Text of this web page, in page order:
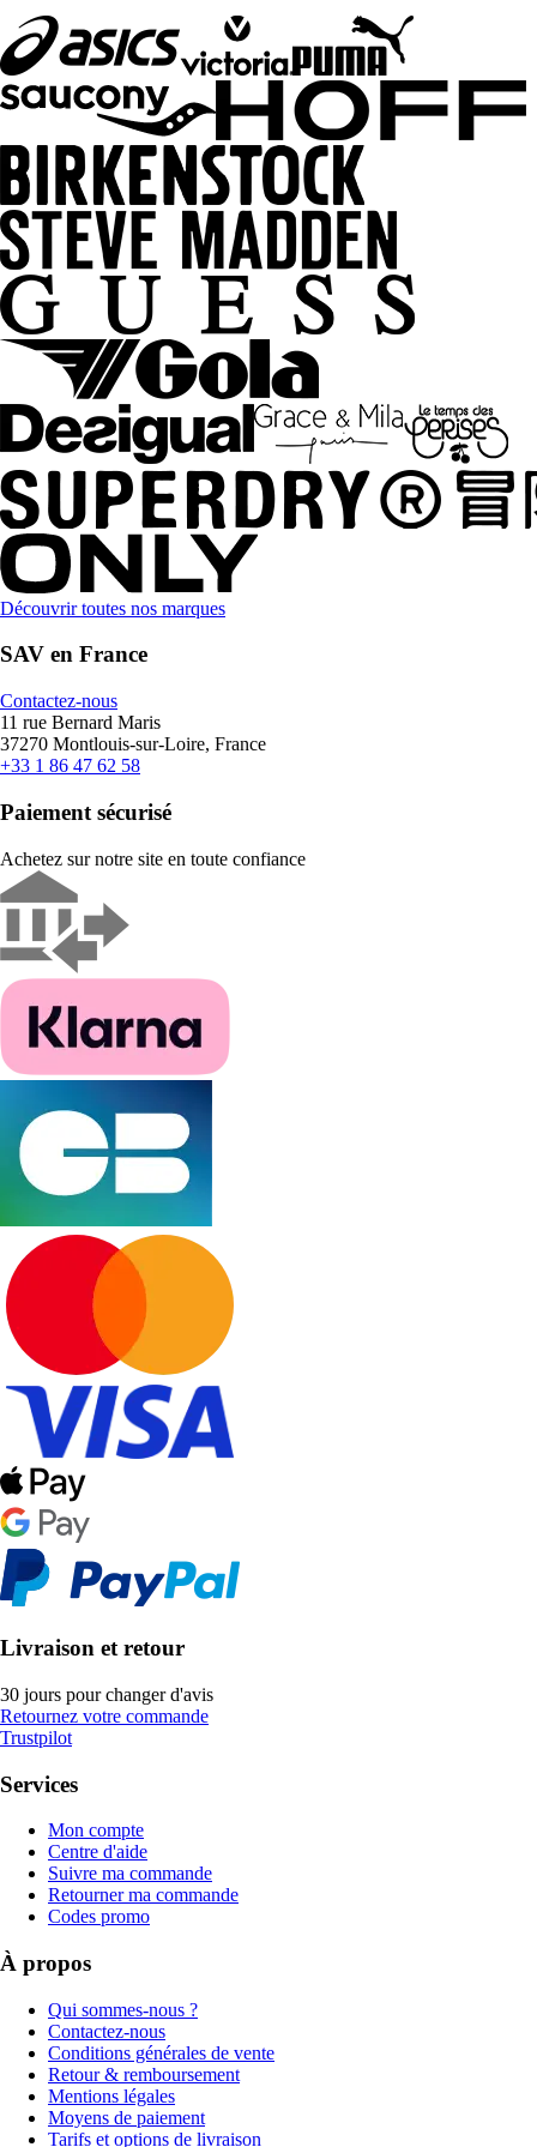
Découvrir toutes nos marques
SAV en France
Contactez-nous
11 rue Bernard Maris
37270 Montlouis-sur-Loire, France
+33 1 86 47 62 58
Paiement sécurisé
Achetez sur notre site en toute confiance
Livraison et retour
30 jours pour changer d'avis
Retournez votre commande
Trustpilot
Services
Mon compte
Centre d'aide
Suivre ma commande
Retourner ma commande
Codes promo
À propos
Qui sommes-nous ?
Contactez-nous
Conditions générales de vente
Retour & remboursement
Mentions légales
Moyens de paiement
Tarifs et options de livraison